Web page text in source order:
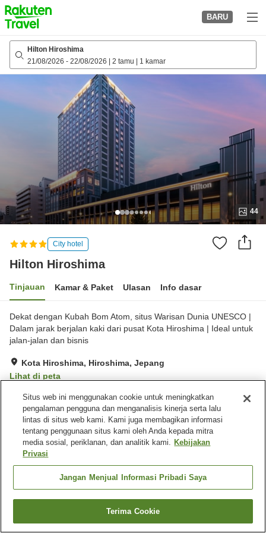
to
top
page
BARU
Hilton Hiroshima
21/08/2026 - 22/08/2026 2 tamu 1 kamar
44
City hotel
Hilton Hiroshima
Tinjauan Kamar & Paket Ulasan Info dasar
Dekat dengan Kubah Bom Atom, situs Warisan Dunia UNESCO |
Dalam jarak berjalan kaki dari pusat Kota Hiroshima | Ideal untuk
jalan-jalan dan bisnis
Kota Hiroshima, Hiroshima, Jepang
Lihat di peta
Hebat Ulasan:310
Fasilitas properti
Tempat parkir
Sauna
Gym / Klub kebugaran
Beranda Jepang Hiroshima
Kota Hiroshima
Hilton Hiroshima
Cari kamar
Situs web ini menggunakan cookie untuk meningkatkan
pengalaman pengguna dan menganalisis kinerja serta lalu
lintas di situs web kami. Kami juga membagikan informasi
tentang penggunaan situs kami oleh Anda kepada mitra
media sosial, periklanan, dan analitik kami. Kebijakan
Privasi
Jangan Menjual Informasi Pribadi Saya
Terima Cookie